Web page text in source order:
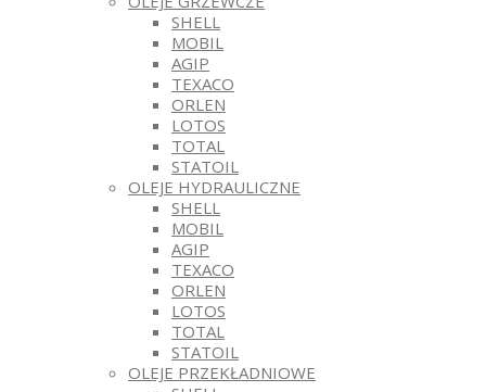
SHELL
MOBIL
AGIP
TEXACO
ORLEN
LOTOS
TOTAL
STATOIL
OLEJE HYDRAULICZNE
SHELL
MOBIL
AGIP
TEXACO
ORLEN
LOTOS
TOTAL
STATOIL
OLEJE PRZEKŁADNIOWE